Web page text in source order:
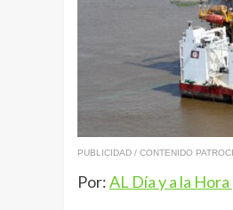
PUBLICIDAD / CONTENIDO
Por:AL Día y a la